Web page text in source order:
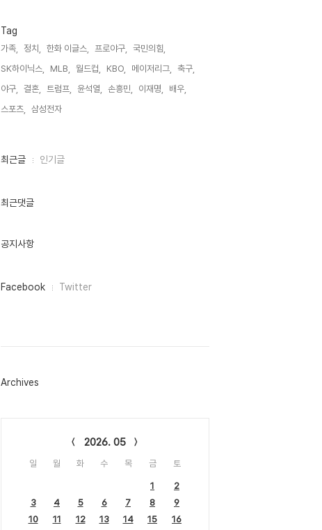
Tag
가족, 정치, 한화 이글스, 프로야구,
국민의힘,
SK하이닉스,
MLB, 월드컵, KBO, 메이저리그,
축구,
야구,
결혼, 트럼프, 윤석열, 손흥민, 이재명,
배우,
스포츠,
삼성전자,
최
인
최근글 인기글
최근댓글
공지사항
페
그
Facebook Twitter
Archives
2026. 05
일 월 화 수 목 금 토
1
2
3
4 5 6 7 8
9
10
11 12 13 14 15
16